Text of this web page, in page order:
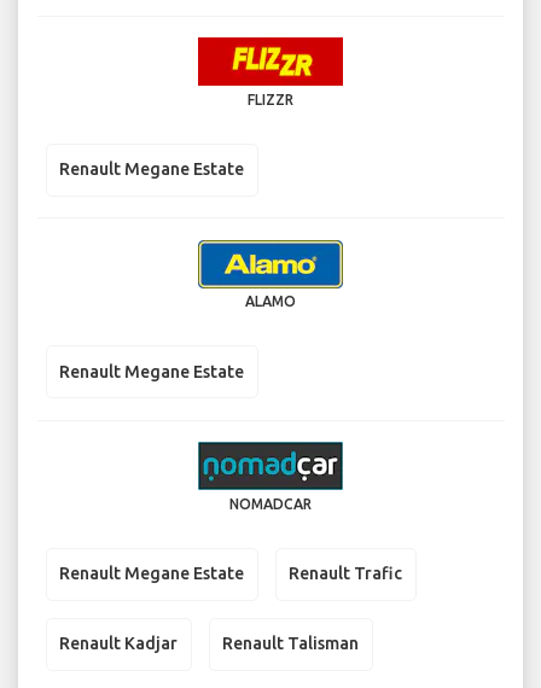
FLIZZR
Renault Megane Estate
ALAMO
Renault Megane Estate
NOMADCAR
Renault Megane Estate Renault Trafic
Renault Kadjar Renault Talisman